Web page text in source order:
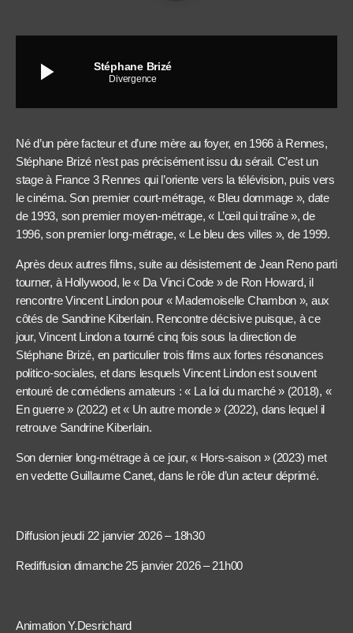
play_arrow Stéphane Brizé
Divergence
Né d’un père facteur et d’une mère au foyer, en 1966 à Rennes,
Stéphane Brizé n’est pas précisément issu du sérail. C’est un
stage à France 3 Rennes qui l’oriente vers la télévision, puis vers
le cinéma. Son premier court-métrage, « Bleu dommage », date
de 1993, son premier moyen-métrage, « L’œil qui traîne », de
1996, son premier long-métrage, « Le bleu des villes », de 1999.
Après deux autres films, suite au désistement de Jean Reno parti
tourner, à Hollywood, le « Da Vinci Code » de Ron Howard, il
rencontre Vincent Lindon pour « Mademoiselle Chambon », aux
côtés de Sandrine Kiberlain. Rencontre décisive puisque, à ce
jour, Vincent Lindon a tourné cinq fois sous la direction de
Stéphane Brizé, en particulier trois films aux fortes résonances
politico-sociales, et dans lesquels Vincent Lindon est souvent
entouré de comédiens amateurs : « La loi du marché » (2018), «
En guerre » (2022) et « Un autre monde » (2022), dans lequel il
retrouve Sandrine Kiberlain.
Son dernier long-métrage à ce jour, « Hors-saison » (2023) met
en vedette Guillaume Canet, dans le rôle d’un acteur déprimé.
Diffusion jeudi 22 janvier 2026 – 18h30
Rediffusion dimanche 25 janvier 2026 – 21h00
Animation Y.Desrichard